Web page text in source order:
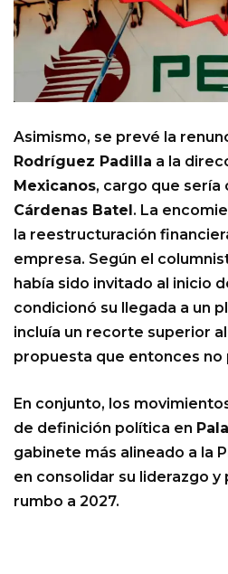
Asimismo, se prevé la
Rodríguez Padilla a la
Mexicanos, cargo que sería
Cárdenas Batel . La
la reestructuración
empresa. Según el
había sido invitado al inicio
condicionó su llegada a un
incluía un recorte superior
propuesta que entonces no
En conjunto, los
de definición política en
gabinete más alineado a la
en consolidar su liderazgo
rumbo a 2027.